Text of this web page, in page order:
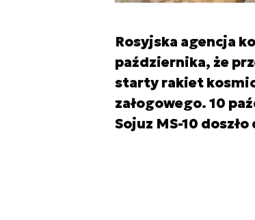
Rosyjska agencja
października, że
starty rakiet
załogowego. 10
Sojuz MS-10